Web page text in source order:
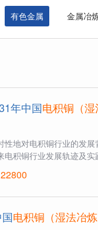
有色金属 金属冶
年中国电积铜（
性地对电积铜行业的发
电积铜行业发展轨迹及
22800
电积铜（湿法冶